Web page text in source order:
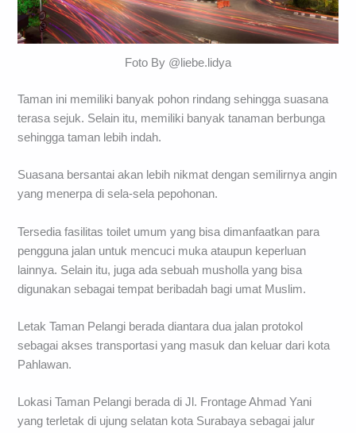
Foto By @liebe.lidya
Taman ini memiliki banyak pohon rindang sehingga suasana
terasa sejuk. Selain itu, memiliki banyak tanaman berbunga
sehingga taman lebih indah.
Suasana bersantai akan lebih nikmat dengan semilirnya angin
yang menerpa di sela-sela pepohonan.
Tersedia fasilitas toilet umum yang bisa dimanfaatkan para
pengguna jalan untuk mencuci muka ataupun keperluan
lainnya. Selain itu, juga ada sebuah musholla yang bisa
digunakan sebagai tempat beribadah bagi umat Muslim.
Letak Taman Pelangi berada diantara dua jalan protokol
sebagai akses transportasi yang masuk dan keluar dari kota
Pahlawan.
Lokasi Taman Pelangi berada di Jl. Frontage Ahmad Yani
yang terletak di ujung selatan kota Surabaya sebagai jalur